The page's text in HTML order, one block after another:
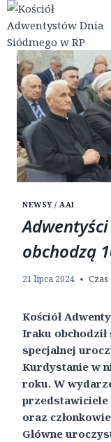
Przejdź
do
treści
NEWSY / AAI
obchodzą
21 lipca 2024
Kościół
Iraku obchodził
specjalnej
Kurdystanie w
roku. W
oraz
Główne